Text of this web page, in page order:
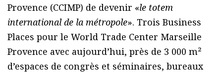
Provence (CCIMP) de devenir «le totem
international de la métropole». Trois Business
Places pour le World Trade Center Marseille
Provence avec aujourd’hui, près de 3 000 m²
d’espaces de congrès et séminaires, bureaux